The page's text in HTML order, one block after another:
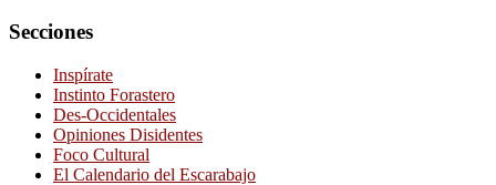
Secciones
Inspírate
Instinto Forastero
Des-Occidentales
Opiniones Disidentes
Foco Cultural
El Calendario del Escarabajo